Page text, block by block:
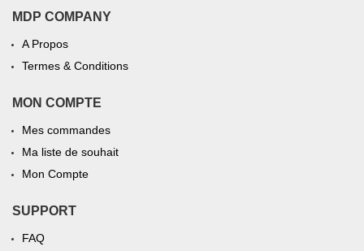
MDP COMPANY
A Propos
Termes & Conditions
MON COMPTE
Mes commandes
Ma liste de souhait
Mon Compte
SUPPORT
FAQ